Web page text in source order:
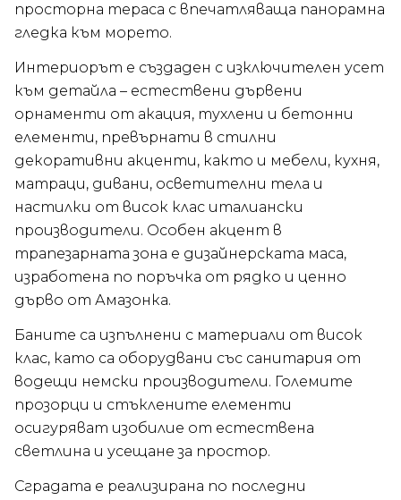
просторна тераса с впечатляваща панорамна
гледка към морето.
Интериорът е създаден с изключителен усет
към детайла – естествени дървени
орнаменти от акация, тухлени и бетонни
елементи, превърнати в стилни
декоративни акценти, както и мебели, кухня,
матраци, дивани, осветителни тела и
настилки от висок клас италиански
производители. Особен акцент в
трапезарната зона е дизайнерската маса,
изработена по поръчка от рядко и ценно
дърво от Амазонка.
Баните са изпълнени с материали от висок
клас, като са оборудвани със санитария от
водещи немски производители. Големите
прозорци и стъклените елементи
осигуряват изобилие от естествена
светлина и усещане за простор.
Сградата е реализирана по последни